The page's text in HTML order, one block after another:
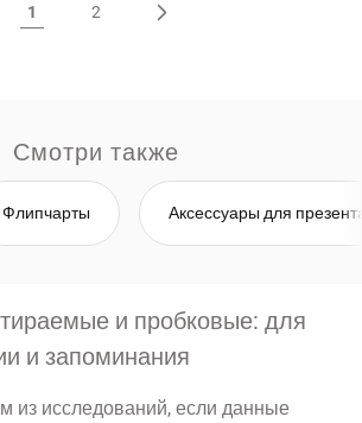
1 2
Смотри также
Флипчарты Аксессуары для
и пробковые: для
и запоминания
из исследований, если данные